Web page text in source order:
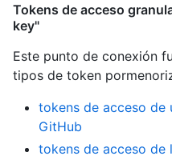
Tokens de acceso
key"
Este punto de conexión
tipos de token
tokens de acceso de
GitHub
tokens de acceso de